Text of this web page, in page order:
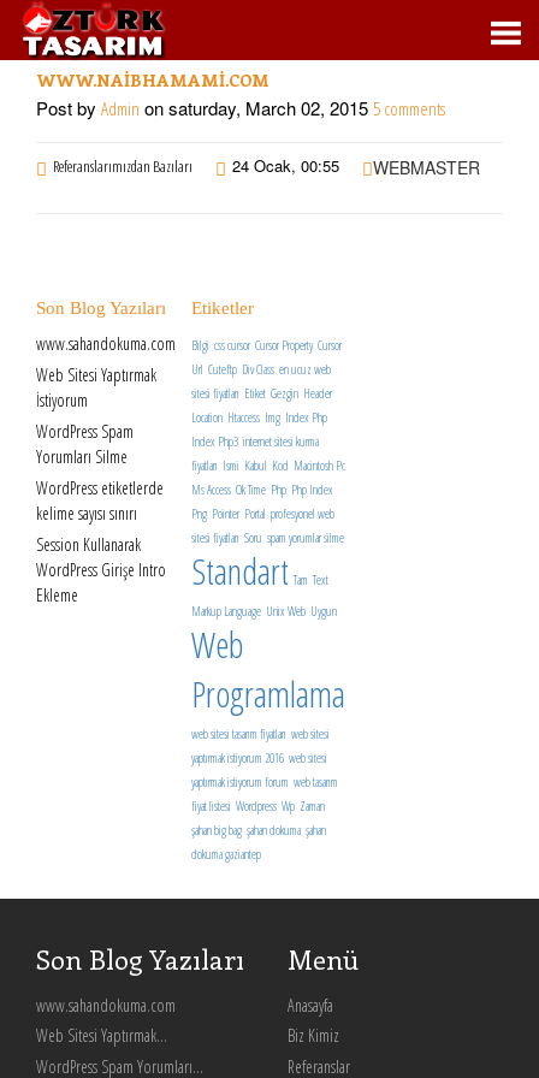
WWW.NAIBHAMAMI.COM
Post by Admin on saturday, March 02, 2015 5 comments
Referanslarımızdan Bazıları 24 Ocak, 00:55 WEBMASTER
Son Blog Yazıları
www.sahandokuma.com
Web Sitesi Yaptırmak
İstiyorum
WordPress Spam
Yorumları Silme
WordPress etiketlerde
kelime sayısı sınırı
Session Kullanarak
WordPress Girişe Intro
Ekleme
Etiketler
Bilgi css cursor Cursor Property Cursor
Url Cuteftp Div Class en ucuz web
sitesi fiyatları Etiket Gezgin Header
Location Htaccess Img Index Php
Index Php3 internet sitesi kurma
fiyatları Ismi Kabul Kod Macintosh Pc
Ms Access Ok Time Php Php Index
Png Pointer Portal profesyonel web
sitesi fiyatları Soru spam yorumlar silme
Standart Tam Text
Markup Language Unix Web Uygun
Web
Programlama
web sitesi tasarım fiyatları web sitesi
yaptırmak istiyorum 2016 web sitesi
yaptırmak istiyorum forum web tasarım
fiyat listesi Wordpress Wp Zaman
şahan big bag şahan dokuma şahan
dokuma gaziantep
Son Blog Yazıları
www.sahandokuma.com
Web Sitesi Yaptırmak...
WordPress Spam Yorumları...
Menü
Anasayfa
Biz Kimiz
Referanslar